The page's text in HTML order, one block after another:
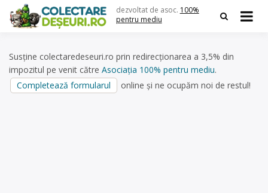
content
dezvoltat de asoc. 100%
pentru mediu
Susține colectaredeseuri.ro prin redirecționarea a 3,5% din
impozitul pe venit către Asociația 100% pentru mediu.
Completează formularul
online și ne ocupăm noi de restul!